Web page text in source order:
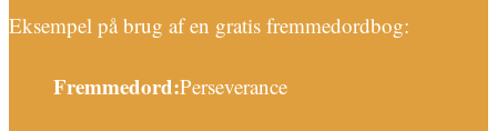
Eksempel på brug af en gratis fremmedordbog:
Fremmedord:Perseverance